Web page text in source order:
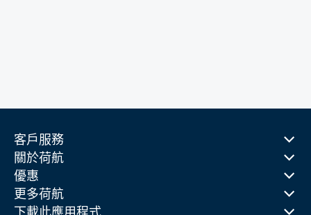
客戶服務
關於荷航
優惠
更多荷航
下載此應用程式